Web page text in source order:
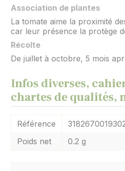
Association de plantes
La tomate aime la proximité
car leur présence la protège
Récolte
De juillet à octobre, 5 mois
Infos diverses,
chartes de qualités,
Référence
Poids net
0.2 g